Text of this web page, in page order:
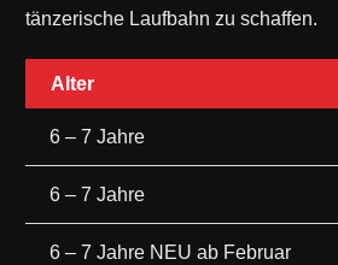
tänzerische Laufbahn zu schaffen.
Alter
6 – 7 Jahre
6 – 7 Jahre
6 – 7 Jahre NEU ab Februar